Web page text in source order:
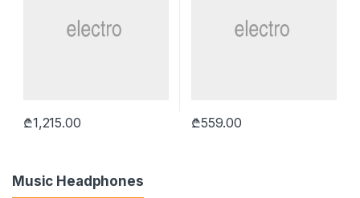
₾1,215.00 ₾559.00
Music Headphones